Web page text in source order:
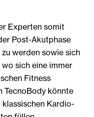
Experten somit
Post-Akutphase
werden sowie sich
sich eine immer
Fitness
TecnoBody könnte
Kardio-